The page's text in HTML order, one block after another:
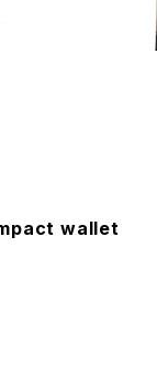
wallet